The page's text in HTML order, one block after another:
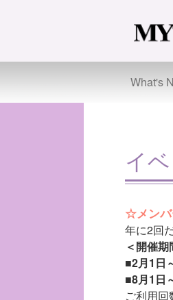
What's
イ
☆メン
年に2回
＜開催期
■2月1日
■8月1日
ご利用回